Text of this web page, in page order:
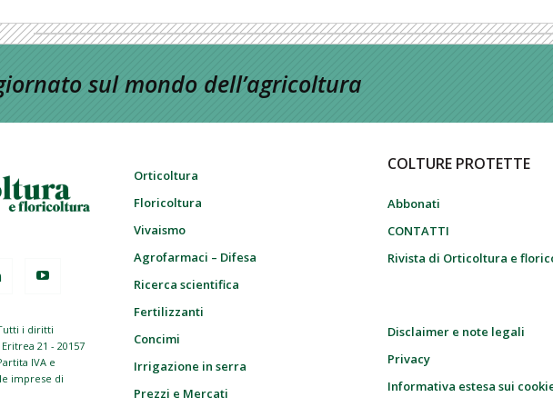
sul mondo dell’agricoltura
i diritti
21 - 20157
IVA e
imprese di
Orticoltura
Floricoltura
Vivaismo
Agrofarmaci – Difesa
Ricerca scientifica
Fertilizzanti
Concimi
Irrigazione in serra
Prezzi e Mercati
COLTURE PROTETTE
Abbonati
CONTATTI
Rivista di Orticoltura e
Disclaimer e note legali
Privacy
Informativa estesa sui